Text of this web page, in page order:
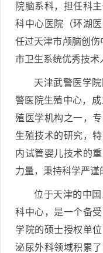
院脑系科，担任科
科中心医院（环湖
任过天津市颅脑创伤
市卫生系统优秀技术
天津武警医学
警医院生殖中心，
殖医学机构之一，
生殖技术的研究，
内试管婴儿技术的
力量，秉持科学严谨
位于天津的中
科中心，是一个备
学院的硕士授权单
泌尿外科领域积累